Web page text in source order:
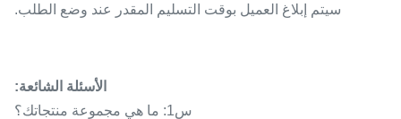
سيتم إبلاغ العميل بوقت التسليم المقدر عند وضع الطلب.
الأسئلة الشائعة:
س1: ما هي مجموعة منتجاتك؟